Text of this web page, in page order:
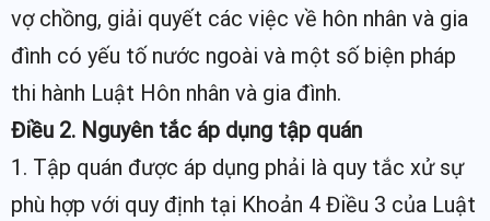
vợ chồng, giải quyết các việc về hôn nhân và gia
đình có yếu tố nước ngoài và một số biện pháp
thi hành Luật Hôn nhân và gia đình.
Điều 2. Nguyên tắc áp dụng tập quán
1. Tập quán được áp dụng phải là quy tắc xử sự
phù hợp với quy định tại Khoản 4 Điều 3 của Luật